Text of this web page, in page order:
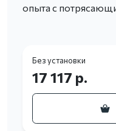
опыта с
Без установки
17 117 р.